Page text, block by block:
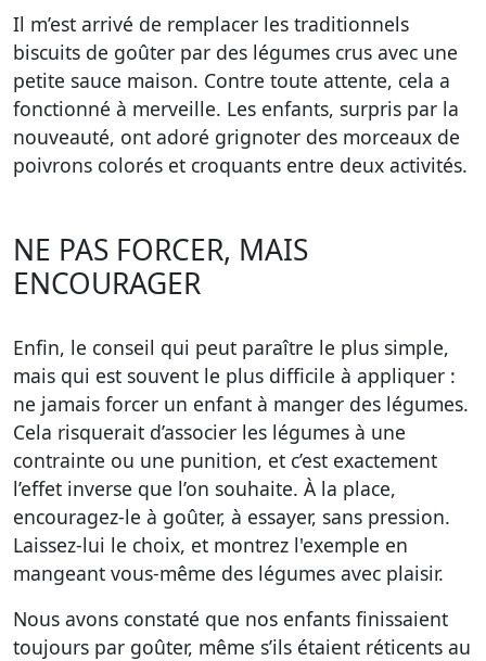
Il m’est arrivé de remplacer les traditionnels
biscuits de goûter par des légumes crus avec une
petite sauce maison. Contre toute attente, cela a
fonctionné à merveille. Les enfants, surpris par la
nouveauté, ont adoré grignoter des morceaux de
poivrons colorés et croquants entre deux activités.
NE PAS FORCER, MAIS
ENCOURAGER
Enfin, le conseil qui peut paraître le plus simple,
mais qui est souvent le plus difficile à appliquer :
ne jamais forcer un enfant à manger des légumes.
Cela risquerait d’associer les légumes à une
contrainte ou une punition, et c’est exactement
l’effet inverse que l’on souhaite. À la place,
encouragez-le à goûter, à essayer, sans pression.
Laissez-lui le choix, et montrez l'exemple en
mangeant vous-même des légumes avec plaisir.
Nous avons constaté que nos enfants finissaient
toujours par goûter, même s’ils étaient réticents au